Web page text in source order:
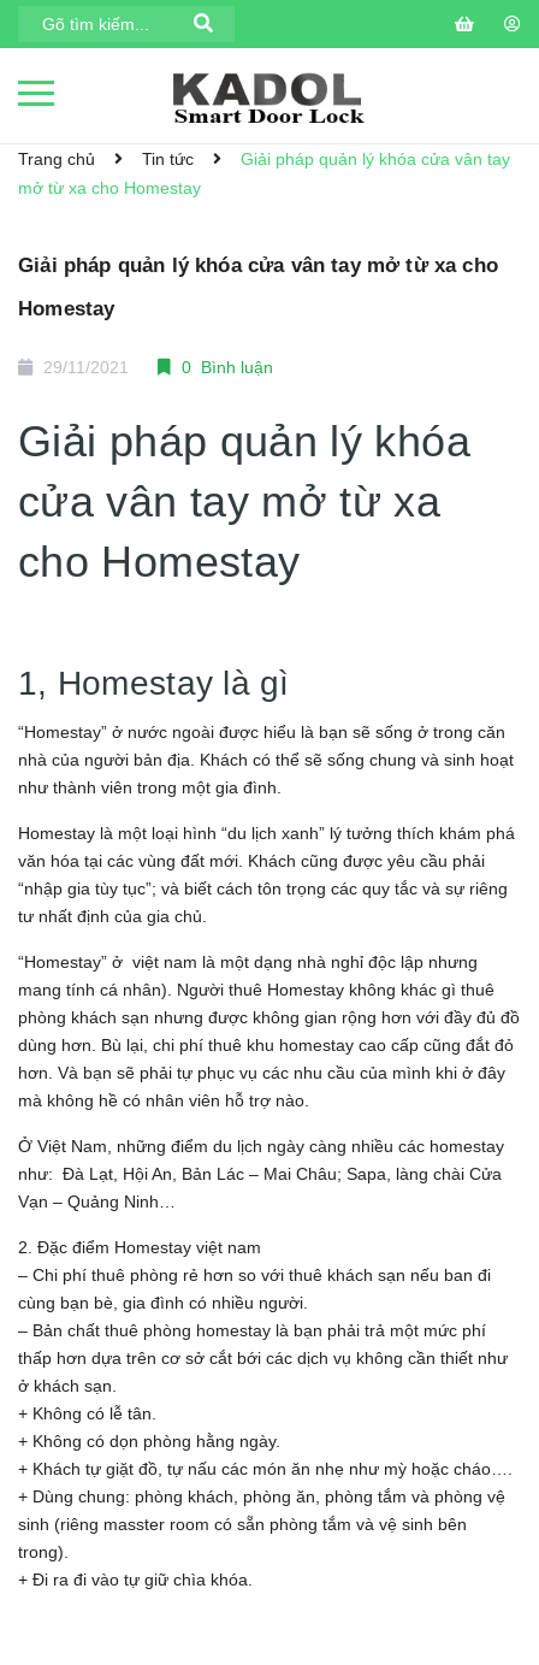
Trang chủ Tin tức
Giải pháp quản lý khóa cửa vân tay
mở từ xa cho Homestay
Giải pháp quản lý khóa cửa vân tay mở từ xa cho
Homestay
29/11/2021 0 Bình luận
Giải pháp quản lý khóa
cửa vân tay mở từ xa
cho Homestay
1, Homestay là gì
“Homestay” ở nước ngoài được hiểu là bạn sẽ sống ở trong căn
nhà của người bản địa. Khách có thể sẽ sống chung và sinh hoạt
như thành viên trong một gia đình.
Homestay là một loại hình “du lịch xanh” lý tưởng thích khám phá
văn hóa tại các vùng đất mới. Khách cũng được yêu cầu phải
“nhập gia tùy tục”; và biết cách tôn trọng các quy tắc và sự riêng
tư nhất định của gia chủ.
“Homestay” ở việt nam là một dạng nhà nghỉ độc lập nhưng
mang tính cá nhân). Người thuê Homestay không khác gì thuê
phòng khách sạn nhưng được không gian rộng hơn với đầy đủ đồ
dùng hơn. Bù lại, chi phí thuê khu homestay cao cấp cũng đắt đỏ
hơn. Và bạn sẽ phải tự phục vụ các nhu cầu của mình khi ở đây
mà không hề có nhân viên hỗ trợ nào.
Ở Việt Nam, những điểm du lịch ngày càng nhiều các homestay
như: Đà Lạt, Hội An, Bản Lác – Mai Châu; Sapa, làng chài Cửa
Vạn – Quảng Ninh…
2. Đặc điểm Homestay việt nam
– Chi phí thuê phòng rẻ hơn so với thuê khách sạn nếu ban đi
cùng bạn bè, gia đình có nhiều người.
– Bản chất thuê phòng homestay là bạn phải trả một mức phí
thấp hơn dựa trên cơ sở cắt bới các dịch vụ không cần thiết như
ở khách sạn.
+ Không có lễ tân.
+ Không có dọn phòng hằng ngày.
+ Khách tự giặt đồ, tự nấu các món ăn nhẹ như mỳ hoặc cháo….
+ Dùng chung: phòng khách, phòng ăn, phòng tắm và phòng vệ
sinh (riêng masster room có sẵn phòng tắm và vệ sinh bên
trong).
+ Đi ra đi vào tự giữ chìa khóa.